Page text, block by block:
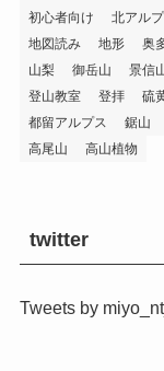
初心者向け
北アル
地図読み
地形 奥
山梨
御岳山 景信
登山教室
登拝 硫
都留アルプス
鋸山
高尾山
高山植物
twitter
Tweets by